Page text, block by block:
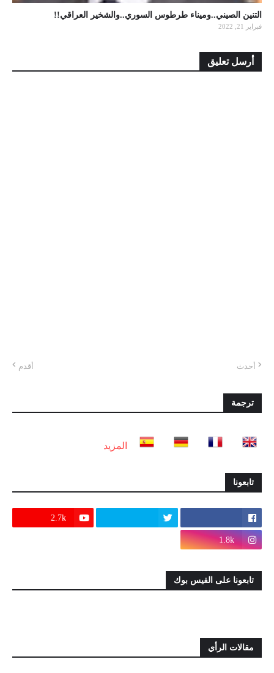
التنين الصيني..وميناء طرطوس السوري..والشخير العراقي!!
فبراير 21, 2022
أرسل تعليق
أحدث أقدم
ترجمة
المزيد
تابعونا
2.7k
1.8k
تابعونا على الفيس بوك
مقالات الرأي